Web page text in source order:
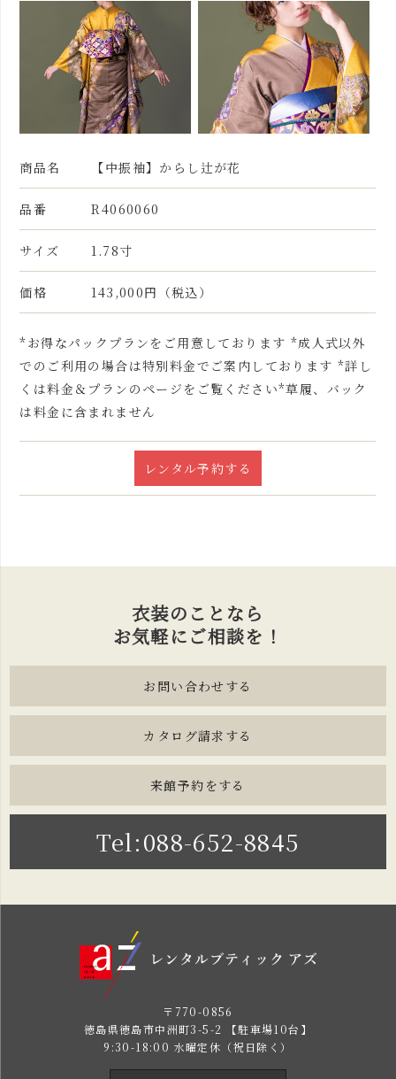
商品名 【中振袖】からし辻が花
品番 R4060060
サイズ 1.78寸
価格 143,000円（税込）
*お得なパックプランをご用意しております *成人式以外
でのご利用の場合は特別料金でご案内しております *詳し
くは料金＆プランのページをご覧ください*草履、バック
は料金に含まれません
レンタル予約する
衣装のことなら
お気軽にご相談を！
お問い合わせする
カタログ請求する
来館予約をする
Tel:088-652-8845
〒770-0856
徳島県徳島市中洲町3-5-2 【駐車場10台】
9:30-18:00 水曜定休（祝日除く）